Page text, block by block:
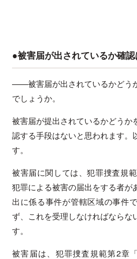
●被害届が出されているか確
——被害届が出されているかどう
でしょうか。
被害届が提出されているかどうか
認する手段はないと思われます。
す。
被害届に関しては、犯罪捜査規範
犯罪による被害の届出をする者が
出に係る事件が管轄区域の事件
ず、これを受理しなければならな
す。
被害届は、犯罪捜査規範第2章